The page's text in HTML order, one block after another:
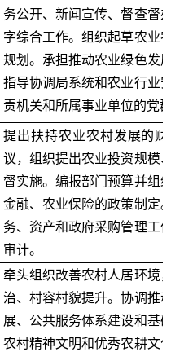
务公开、新闻宣传、督查督
字综合工作。组织起草农业
规划。承担推动农业绿色发
指导协调局系统和农业行业
责机关和所属事业单位的党
提出扶持农业农村发展的
议，组织提出农业投资规模
督实施。编报部门预算并组
金融、农业保险的政策制定
务、资产和政府采购管理工
审计。
牵头组织改善农村人居环境
治、村容村貌提升。协调推
展、公共服务体系建设和基
农村精神文明和优秀农耕文